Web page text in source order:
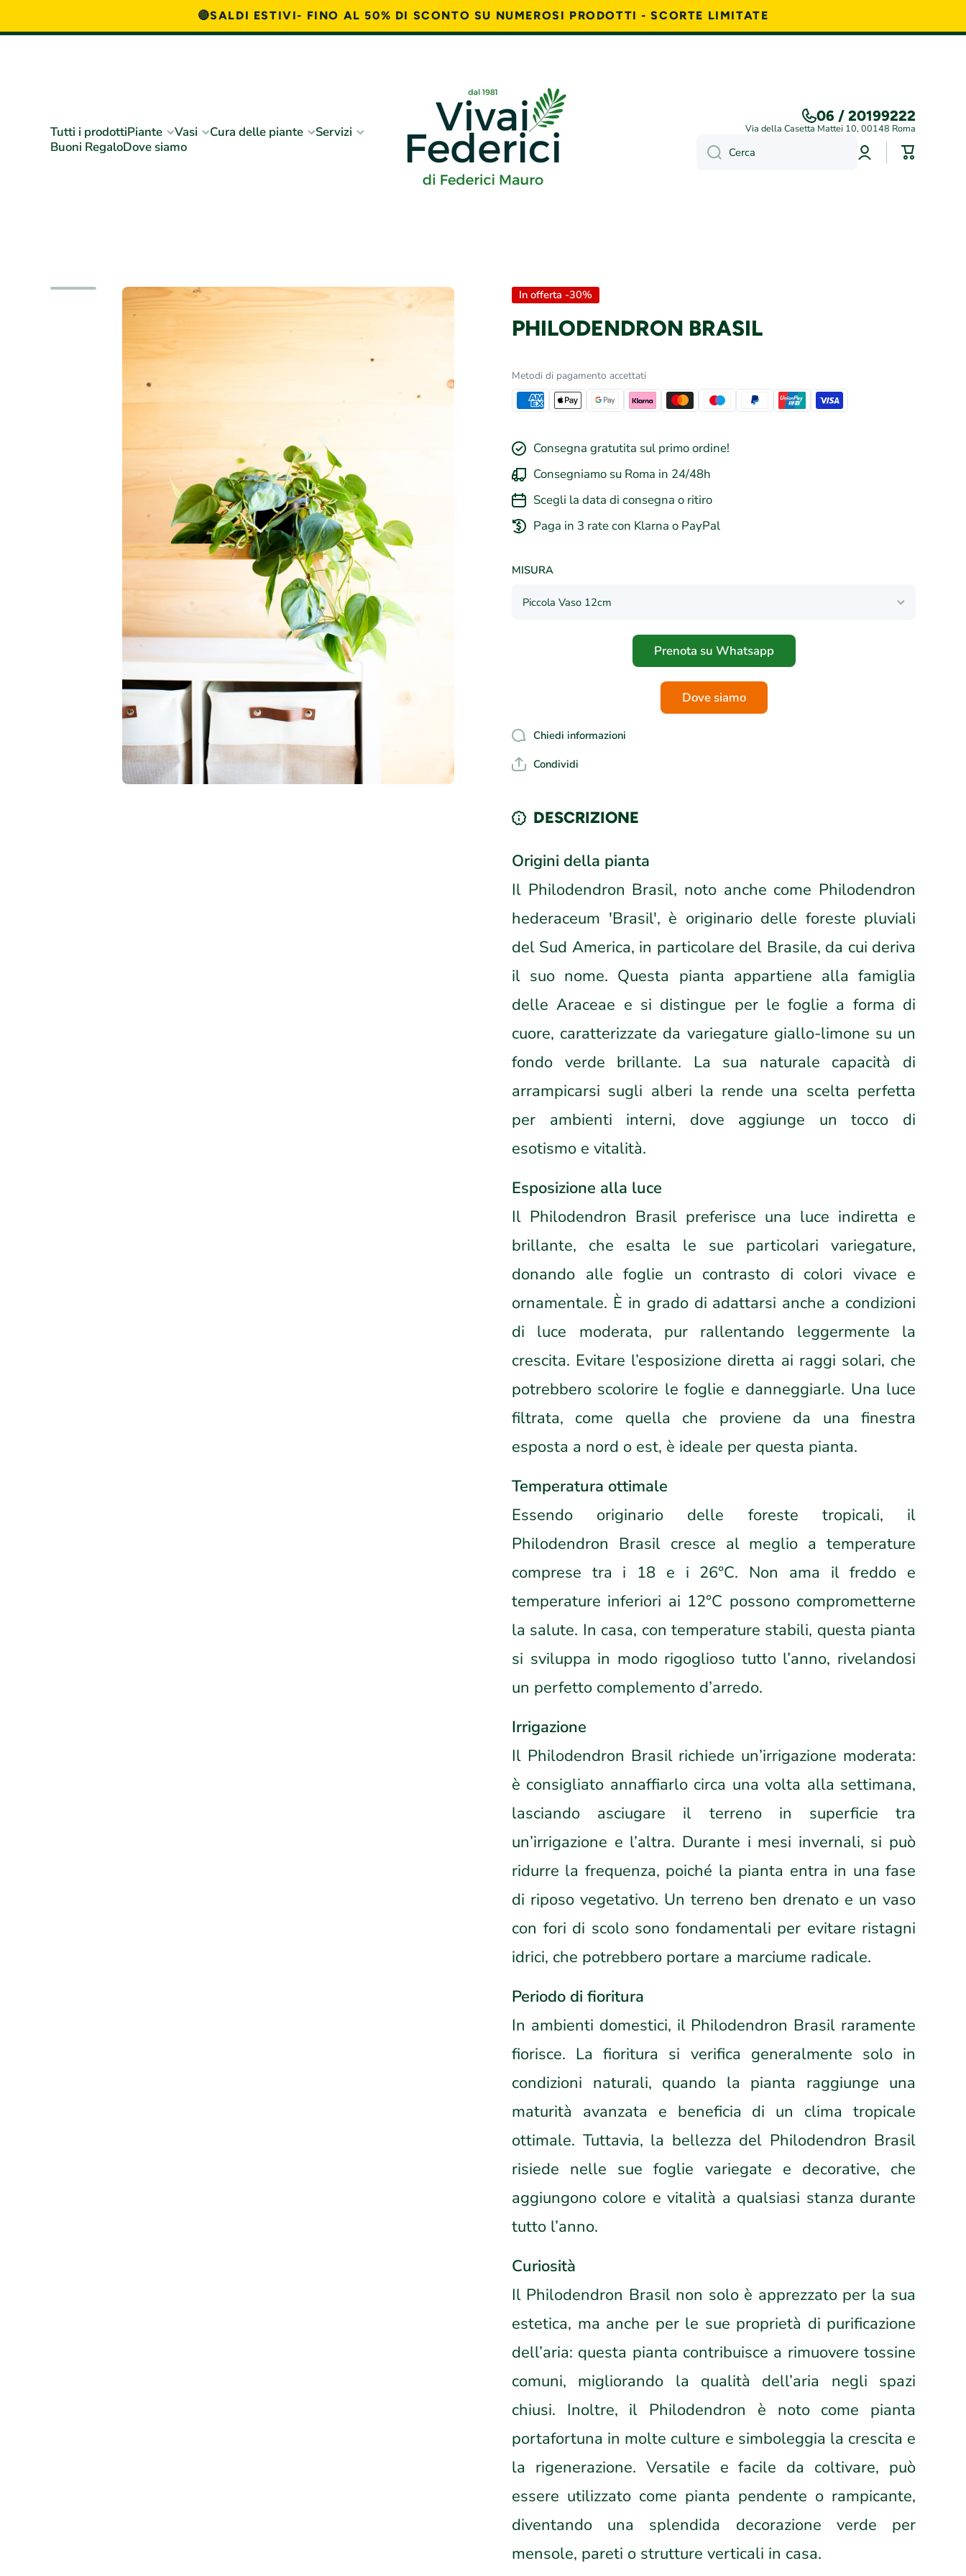
🔴SALDI ESTIVI- FINO AL 50% DI SCONTO SU NUMEROSI PRODOTTI - SCORTE LIMITATE
Tutti i prodottiPiante Vasi Cura delle piante
Servizi
Buoni RegaloDove siamo
06 / 20199222
Via della Casetta Mattei 10, 00148 Roma
Cerca Accedi Carrello
Passa alle informazioni sul prodotto In offerta -30%
PHILODENDRON BRASIL
Metodi di pagamento accettati
Consegna gratutita sul primo ordine!
Consegniamo su Roma in 24/48h
Scegli la data di consegna o ritiro
Paga in 3 rate con Klarna o PayPal
MISURA
Prenota su Whatsapp
Dove siamo
Chiedi informazioni
Condividi
DESCRIZIONE
Origini della pianta
Il Philodendron Brasil, noto anche come Philodendron
hederaceum 'Brasil', è originario delle foreste pluviali
del Sud America, in particolare del Brasile, da cui deriva
il suo nome. Questa pianta appartiene alla famiglia
delle Araceae e si distingue per le foglie a forma di
cuore, caratterizzate da variegature giallo-limone su un
fondo verde brillante. La sua naturale capacità di
arrampicarsi sugli alberi la rende una scelta perfetta
per ambienti interni, dove aggiunge un tocco di
esotismo e vitalità.
Esposizione alla luce
Il Philodendron Brasil preferisce una luce indiretta e
brillante, che esalta le sue particolari variegature,
donando alle foglie un contrasto di colori vivace e
ornamentale. È in grado di adattarsi anche a condizioni
di luce moderata, pur rallentando leggermente la
crescita. Evitare l’esposizione diretta ai raggi solari, che
potrebbero scolorire le foglie e danneggiarle. Una luce
filtrata, come quella che proviene da una finestra
esposta a nord o est, è ideale per questa pianta.
Temperatura ottimale
Essendo originario delle foreste tropicali, il
Philodendron Brasil cresce al meglio a temperature
comprese tra i 18 e i 26°C. Non ama il freddo e
temperature inferiori ai 12°C possono comprometterne
la salute. In casa, con temperature stabili, questa pianta
si sviluppa in modo rigoglioso tutto l’anno, rivelandosi
un perfetto complemento d’arredo.
Irrigazione
Il Philodendron Brasil richiede un’irrigazione moderata:
è consigliato annaffiarlo circa una volta alla settimana,
lasciando asciugare il terreno in superficie tra
un’irrigazione e l’altra. Durante i mesi invernali, si può
ridurre la frequenza, poiché la pianta entra in una fase
di riposo vegetativo. Un terreno ben drenato e un vaso
con fori di scolo sono fondamentali per evitare ristagni
idrici, che potrebbero portare a marciume radicale.
Periodo di fioritura
In ambienti domestici, il Philodendron Brasil raramente
fiorisce. La fioritura si verifica generalmente solo in
condizioni naturali, quando la pianta raggiunge una
maturità avanzata e beneficia di un clima tropicale
ottimale. Tuttavia, la bellezza del Philodendron Brasil
risiede nelle sue foglie variegate e decorative, che
aggiungono colore e vitalità a qualsiasi stanza durante
tutto l’anno.
Curiosità
Il Philodendron Brasil non solo è apprezzato per la sua
estetica, ma anche per le sue proprietà di purificazione
dell’aria: questa pianta contribuisce a rimuovere tossine
comuni, migliorando la qualità dell’aria negli spazi
chiusi. Inoltre, il Philodendron è noto come pianta
portafortuna in molte culture e simboleggia la crescita e
la rigenerazione. Versatile e facile da coltivare, può
essere utilizzato come pianta pendente o rampicante,
diventando una splendida decorazione verde per
mensole, pareti o strutture verticali in casa.